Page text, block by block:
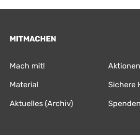
MITMACHEN
Mach mit! Aktionen
Material Sichere
Aktuelles (Archiv) Spenden